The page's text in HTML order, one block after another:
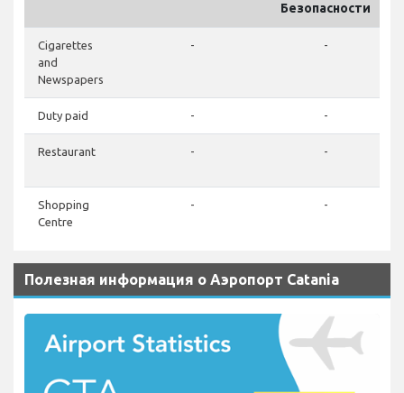
Безопасности
Cigarettes
and
Newspapers
- -
Duty paid - -
Restaurant - -
Shopping
Centre
- -
Полезная информация о Аэропорт Catania